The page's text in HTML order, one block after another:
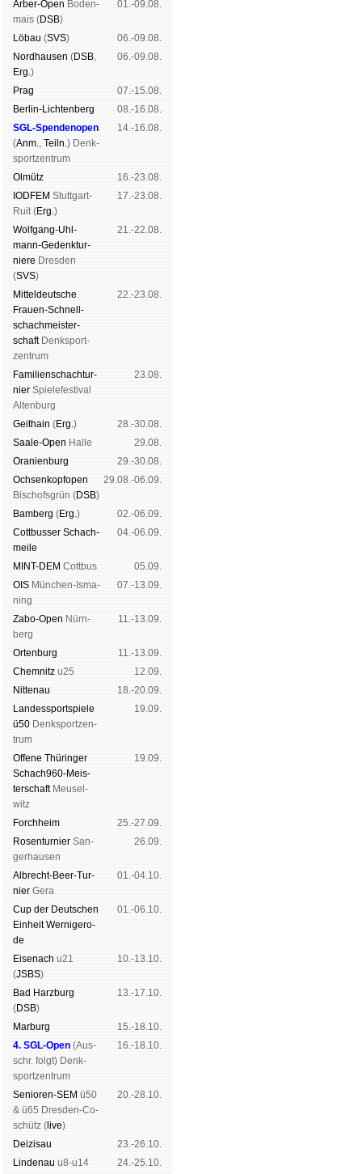
Arber-Open Boden­
mais (DSB)
01.-09.08.
Lö­bau (SVS)
06.-09.08.
Nord­hau­sen (DSB,
Erg.)
06.-09.08.
Prag
07.-15.08.
Berlin-Lich­ten­berg
08.-16.08.
SGL-Spenden­open
(Anm., Teiln.) Denk­
sport­zen­trum
14.-16.08.
Ol­mütz
16.-23.08.
IODFEM Stutt­gart-
Ruit (Erg.)
17.-23.08.
Wolf­gang-Uhl­
mann-Ge­denk­tur­
niere Dres­den
(SVS)
21.-22.08.
Mit­tel­deu­tsche
Frauen-Schnell­
schach­meis­ter­
schaftDenk­sport­
zen­trum
22.-23.08.
Familien­schach­tur­
nier Spiele­fes­ti­val
Al­ten­burg
23.08.
Geit­hain (Erg.)
28.-30.08.
Saale-Open Halle
29.08.
Oranien­burg
29.-30.08.
Och­sen­kopf­open
Bischofs­grün (DSB)
29.08.-06.09.
Bam­berg (Erg.)
02.-06.09.
Cott­busser Schach­
meile
04.-06.09.
MINT-DEM Cott­bus
05.09.
OIS Mün­chen-Is­ma­
ning
07.-13.09.
Zabo-Open Nürn­
berg
11.-13.09.
Orten­burg
11.-13.09.
Chem­nitz u25
12.09.
Nitte­nau
18.-20.09.
Landes­sport­spiele
ü50 Denk­sport­zen­
trum
19.09.
Offene Thü­rin­ger
Schach960-Meis­
ter­schaftMeu­sel­
witz
19.09.
Forch­heim
25.-27.09.
Rosen­tur­nier San­
ger­hau­sen
26.09.
Albrecht-Beer-Tur­
nier Ge­ra
01.-04.10.
Cup der Deut­schen
Ein­heit Wer­ni­ge­ro­
de
01.-06.10.
Eise­nach u21
(JSBS)
10.-13.10.
Bad Harz­burg
(DSB)
13.-17.10.
Mar­burg
15.-18.10.
4. SGL-Open (Aus­
schr. folgt) Denk­
sport­zen­trum
16.-18.10.
Senioren-SEM ü50
& ü65 Dres­den-Co­
schütz ( live)
20.-28.10.
Dei­zi­sau
23.-26.10.
Lin­de­nau u8-u14
24.-25.10.